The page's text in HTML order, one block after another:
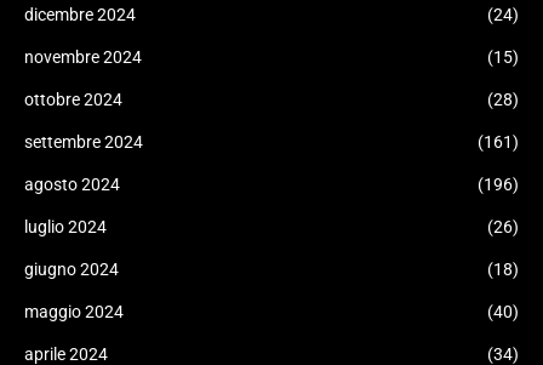
dicembre 2024 (24)
novembre 2024 (15)
ottobre 2024 (28)
settembre 2024 (161)
agosto 2024 (196)
luglio 2024 (26)
giugno 2024 (18)
maggio 2024 (40)
aprile 2024 (34)